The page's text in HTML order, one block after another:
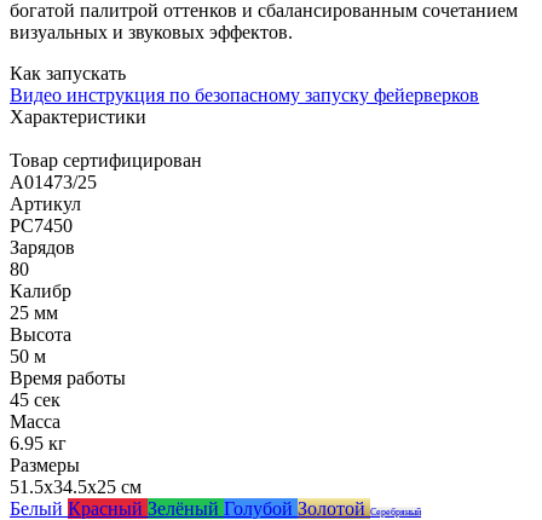
богатой палитрой оттенков и сбалансированным сочетанием
визуальных и звуковых эффектов.
Как запускать
Видео инструкция по безопасному запуску фейерверков
Характеристики
Товар сертифицирован
A01473/25
Артикул
РС7450
Зарядов
80
Калибр
25 мм
Высота
50 м
Время работы
45 сек
Масса
6.95 кг
Размеры
51.5x34.5x25 см
Белый Красный Зелёный Голубой ЗолотойСеребряный